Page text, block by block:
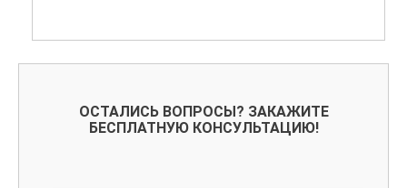
ОСТАЛИСЬ ВОПРОСЫ? ЗАКАЖИТЕ
БЕСПЛАТНУЮ КОНСУЛЬТАЦИЮ!